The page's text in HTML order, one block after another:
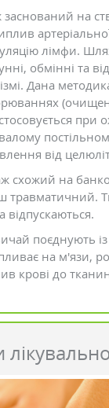
на
лімфи.
обмінні та
Дана
при
від
схожий на
травматичний.
відпускаються.
поєднують
на м'язи,
крові до